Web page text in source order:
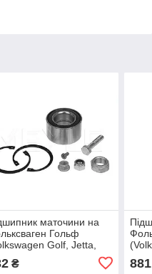
маточини на
Гольф
Golf, Jetta,
2) Meyle 1004980032
₴
2,
881